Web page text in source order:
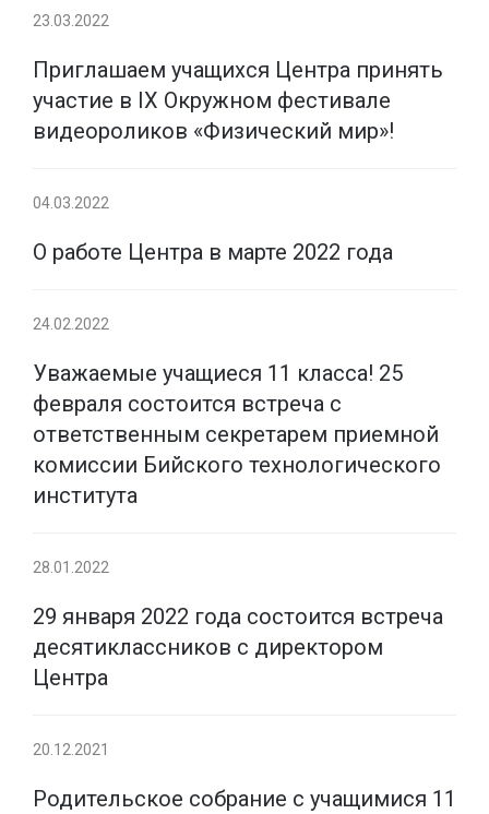
23.03.2022
Приглашаем учащихся Центра принять
участие в IX Окружном фестивале
видеороликов «Физический мир»!
04.03.2022
О работе Центра в марте 2022 года
24.02.2022
Уважаемые учащиеся 11 класса! 25
февраля состоится встреча с
ответственным секретарем приемной
комиссии Бийского технологического
института
28.01.2022
29 января 2022 года состоится встреча
десятиклассников с директором
Центра
20.12.2021
Родительское собрание с учащимися 11